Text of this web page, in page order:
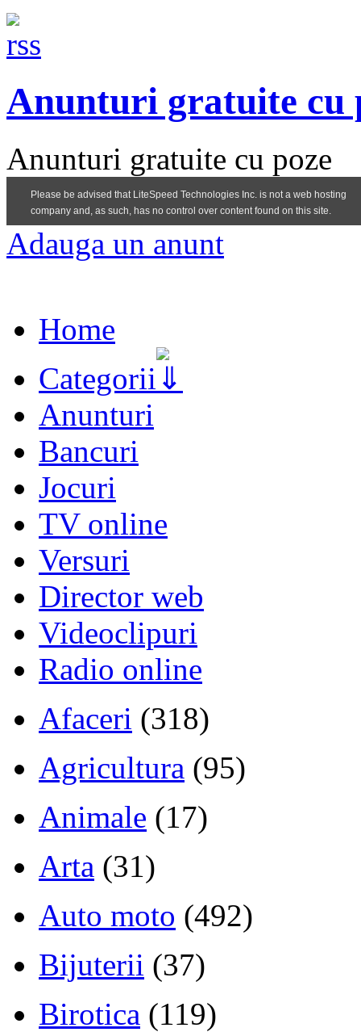
Anunturi gratuite cu
Anunturi gratuite cu poze
Adauga un anunt
Home
Categorii
Anunturi
Bancuri
Jocuri
TV online
Versuri
Director web
Videoclipuri
Radio online
Afaceri (318)
Agricultura (95)
Animale (17)
Arta (31)
Auto moto (492)
Bijuterii (37)
Birotica (119)